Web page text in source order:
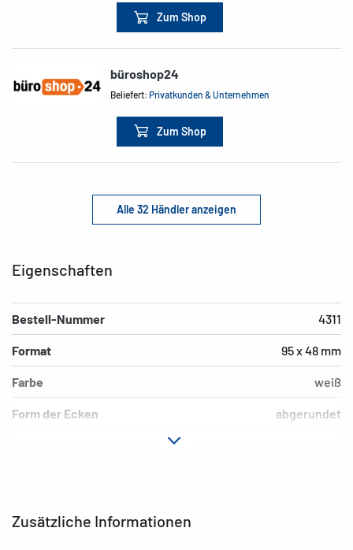
Zum Shop
büroshop24
Beliefert:Privatkunden & Unternehmen
Zum Shop
Alle 32 Händler anzeigen
Zusätzliche Informationen
Eigenschaften
Bestell-Nummer 4311
Format 95 x 48 mm
Farbe weiß
Form der Ecken abgerundet